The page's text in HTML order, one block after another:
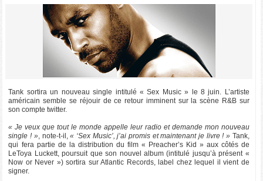
Tank sortira un nouveau single intitulé « Sex Music » le 8 juin. L’artiste
américain semble se réjouir de ce retour imminent sur la scène R&B sur
son compte twitter.
« Je veux que tout le monde appelle leur radio et demande mon nouveau
single ! », note-t-il,« ‘Sex Music’, j’ai promis et maintenant je livre ! » Tank,
qui fera partie de la distribution du film « Preacher’s Kid » aux côtés de
LeToya Luckett, poursuit que son nouvel album (intitulé jusqu’à présent «
Now or Never ») sortira sur Atlantic Records, label chez lequel il vient de
signer.